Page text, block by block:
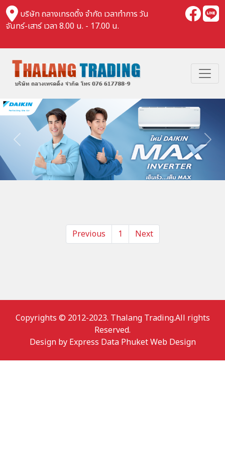
บริษัท ถลางเทรดดิ้ง จำกัด เวลาทำการ วัน
จันทร์-เสาร์ เวลา 8.00 น. - 17.00 น.
Previous Next
Previous 1 Next
Copyrights © 2012-2023. Thalang Trading.All rights
Reserved.
Design by Express Data Phuket Web Design